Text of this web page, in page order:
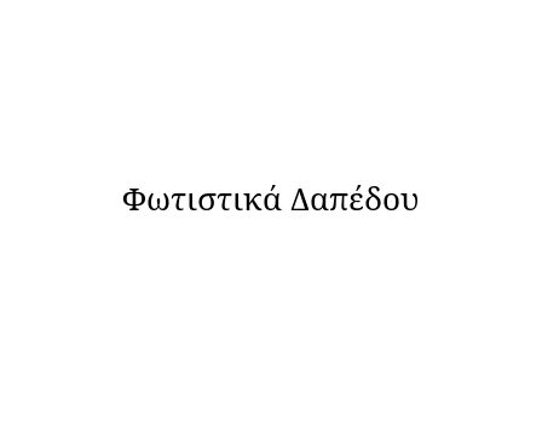
Φωτιστικά Δαπέδου